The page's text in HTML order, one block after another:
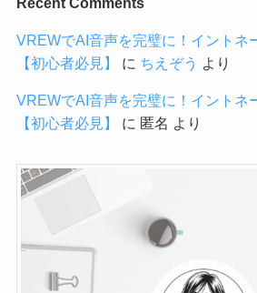
VREWでAI音声を完璧に！イントネ
【初心者必見】
に ちえぞう より
VREWでAI音声を完璧に！イントネ
【初心者必見】
に 匿名 より